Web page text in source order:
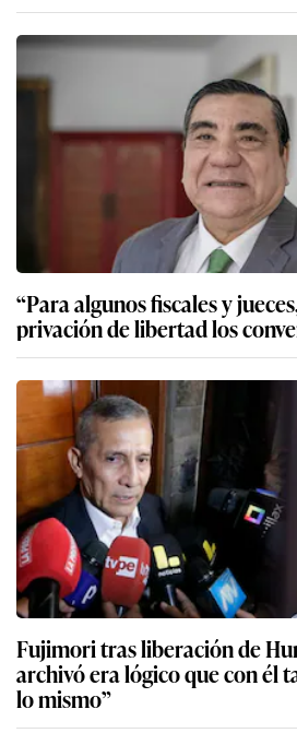
“Para algunos fiscales y
privación de libertad los
Fujimori tras liberación de
archivó era lógico que con él
lo mismo”